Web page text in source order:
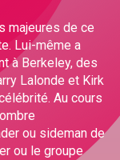
majeures de ce
Lui-même a
à Berkeley, des
Lalonde et Kirk
Au cours
ou sideman de
ou le groupe